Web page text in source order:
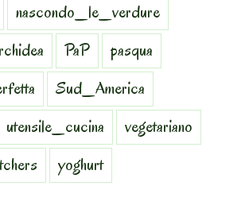
nascondo_le_verdure
PaP
pasqua
Sud_America
utensile_cucina
vegetariano
yoghurt